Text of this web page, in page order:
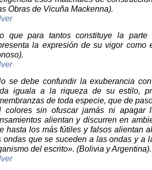
Obras de Vicuña Mackenna).
que para tantos constituye la
la expresión de su vigor como
se debe confundir la exuberancia
iguala a la riqueza de su estilo,
de toda especie, que de
colores sin ofuscar jamás ni apagar
alientan y discurren en
hasta los más fútiles y falsos alientan
ondas que se suceden a las ondas y a
del escrito». (Bolivia y Argentina).